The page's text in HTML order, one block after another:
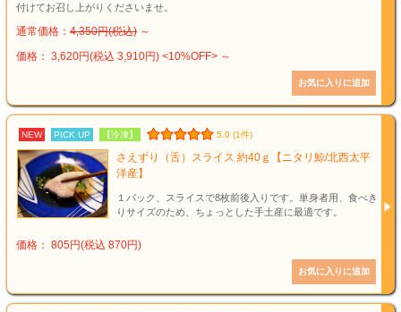
付けてお召し上がりくださいませ。
通常価格： 4,350円(税込) ～
価格： 3,620円(税込 3,910円) <10%OFF> ～
NEW PICK UP 【冷凍】 5.0 (1件)
さえずり（舌）スライス 約40ｇ【ニタリ鯨/北西太平
洋産】
１パック、スライスで8枚前後入りです。単身者用、食べき
りサイズのため、ちょっとした手土産に最適です。
価格： 805円(税込 870円)